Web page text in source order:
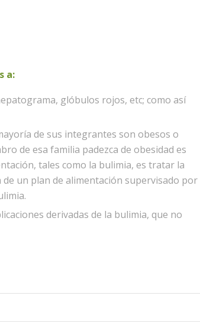
a:
glóbulos rojos, etc; como así
de sus integrantes son obesos o
de esa familia padezca de obesidad es
tales como la bulimia, es tratar la
un plan de alimentación supervisado por
derivadas de la bulimia, que no